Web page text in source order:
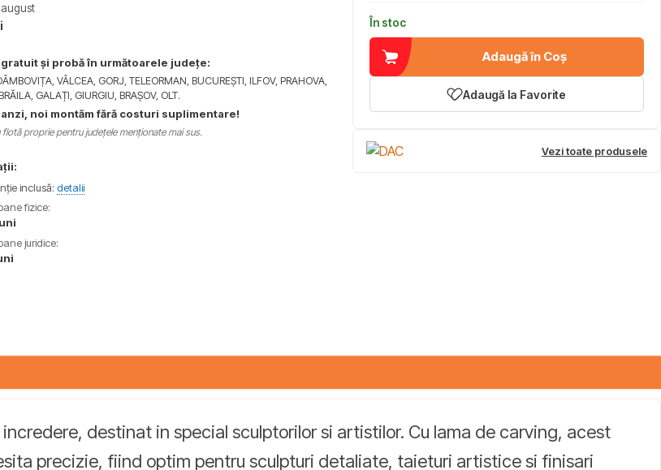
august
și probă în următoarele județe:
VÂLCEA, GORJ, TELEORMAN, BUCUREȘTI, ILFOV, PRAHOVA,
GALAȚI, GIURGIU, BRAȘOV, OLT.
noi montăm fără costuri suplimentare!
flotă proprie pentru județele menționate mai sus.
inclusă:detalii
fizice:
juridice:
În stoc
Adaugă în Coș
Adaugă la Favorite
Vezi toate produsele
destinat in special sculptorilor si artistilor. Cu lama de carving, acest
precizie, fiind optim pentru sculpturi detaliate, taieturi artistice si finisari